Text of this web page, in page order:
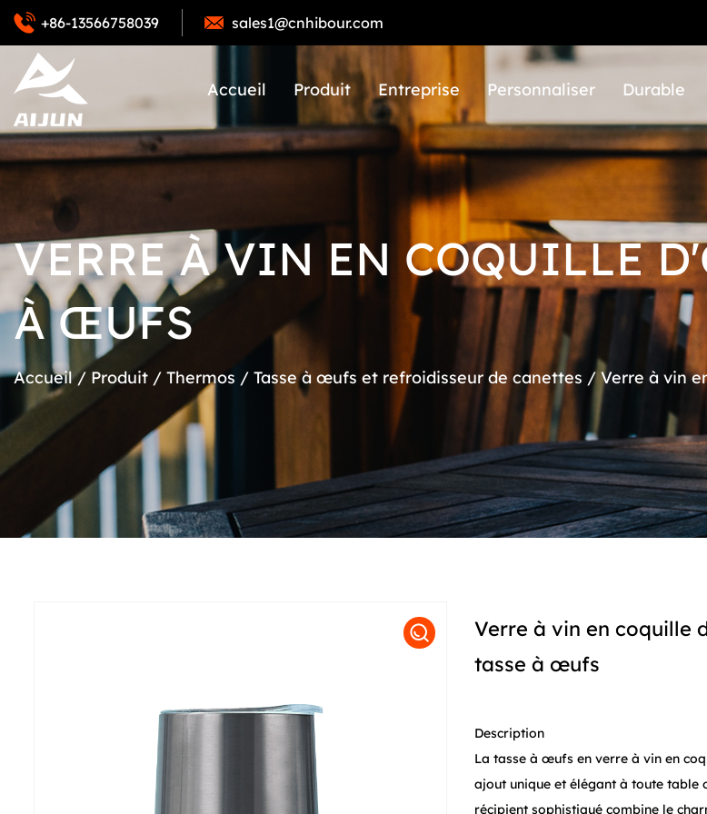
+86-13566758039 sales1@cnhibour.com
Accueil Produit Entreprise Personnaliser Durable
VERRE À VIN EN COQUILLE
À ŒUFS
Accueil/ Produit / Thermos / Tasse à œufs et refroidisseur de canettes /Verre à vin
Verre à vin en coquille
tasse à œufs
Description
La tasse à œufs en verre à vin en
ajout unique et élégant à toute table
récipient sophistiqué combine le